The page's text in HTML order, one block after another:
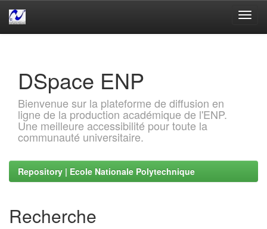
DSpace ENP
Bienvenue sur la plateforme de diffusion en
ligne de la production académique de l'ENP.
Une meilleure accessibilité pour toute la
communauté universitaire.
Repository | Ecole Nationale Polytechnique
Recherche